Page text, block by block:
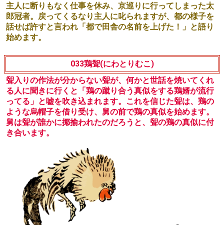
主人に断りもなく仕事を休み、京巡りに行ってしまった太
郎冠者。戻ってくるなり主人に叱られますが、都の様子を
話せば許すと言われ「都で田舎の名前を上げた！」と語り
始めます。
033鶏聟(にわとりむこ)
聟入りの作法が分からない聟が、何かと世話を焼いてくれ
る人に聞きに行くと「鶏の蹴り合う真似をする鶏婿が流行
ってる」と嘘を吹き込まれます。これを信じた聟は、鶏の
ような烏帽子を借り受け、舅の前で鶏の真似を始めます。
舅は聟が誰かに揶揄われたのだろうと、聟の鶏の真似に付
き合います。